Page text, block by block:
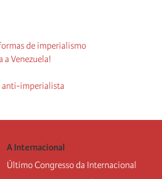
de imperialismo
a Venezuela!
anti-imperialista
A Internacional
Último Congresso da Internacional